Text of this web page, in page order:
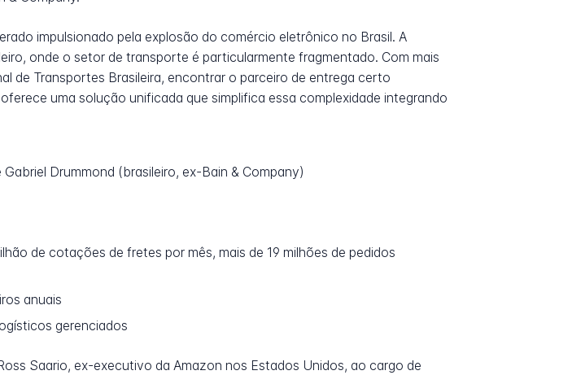
impulsionado pela explosão do comércio eletrônico no Brasil. A
onde o setor de transporte é particularmente fragmentado. Com mais
de Transportes Brasileira, encontrar o parceiro de entrega certo
uma solução unificada que simplifica essa complexidade integrando
Drummond (brasileiro, ex-Bain & Company)
de cotações de fretes por mês, mais de 19 milhões de pedidos
anuais
gerenciados
Saario, ex-executivo da Amazon nos Estados Unidos, ao cargo de